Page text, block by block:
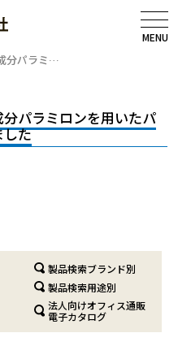
MENU
分パラミ…
パラミロンを用いたパ
した
製品検索ブランド別
製品検索用途別
法人向けオフィス通販
電子カタログ